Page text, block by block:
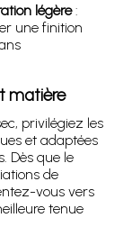
légère:
une finition
matière
privilégiez les
et adaptées
Dès que le
de
vous vers
tenue